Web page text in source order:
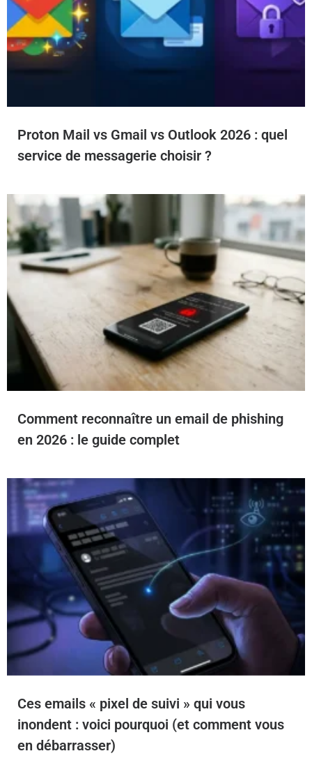
Proton Mail vs Gmail vs Outlook 2026 : quel
service de messagerie choisir ?
Comment reconnaître un email de phishing
en 2026 : le guide complet
Ces emails « pixel de suivi » qui vous
inondent : voici pourquoi (et comment vous
en débarrasser)